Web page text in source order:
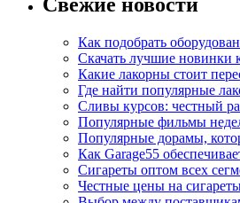
Свежие новости
Как подобрать
Скачать лучшие новинки
Какие лакорны стоит
Где найти популярные
Сливы курсов: честный
Популярные фильмы
Популярные дорамы,
Как Garage55
Сигареты оптом всех
Честные цены на